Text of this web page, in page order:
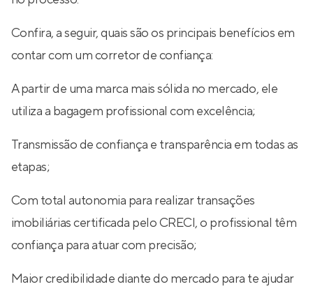
Confira, a seguir, quais são os principais benefícios em
contar com um corretor de confiança:
A partir de uma marca mais sólida no mercado, ele
utiliza a bagagem profissional com excelência;
Transmissão de confiança e transparência em todas as
etapas;
Com total autonomia para realizar transações
imobiliárias certificada pelo CRECI, o profissional têm
confiança para atuar com precisão;
Maior credibilidade diante do mercado para te ajudar